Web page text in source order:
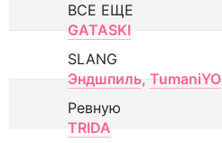
ВСЕ ЕЩЕ
GATASKI
SLANG
Эндшпиль, TumaniYO
Ревную
TRIDA